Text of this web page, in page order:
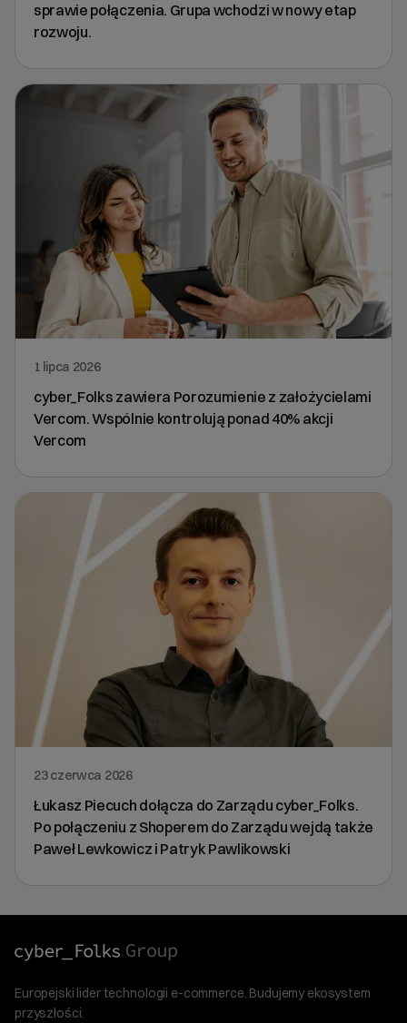
sprawie połączenia. Grupa wchodzi w nowy etap
rozwoju.
1 lipca 2026
cyber_Folks zawiera Porozumienie z założycielami
Vercom. Wspólnie kontrolują ponad 40% akcji
Vercom
23 czerwca 2026
Łukasz Piecuch dołącza do Zarządu cyber_Folks.
Po połączeniu z Shoperem do Zarządu wejdą także
Paweł Lewkowicz i Patryk Pawlikowski
Europejski lider technologii e-commerce. Budujemy ekosystem
przyszłości.